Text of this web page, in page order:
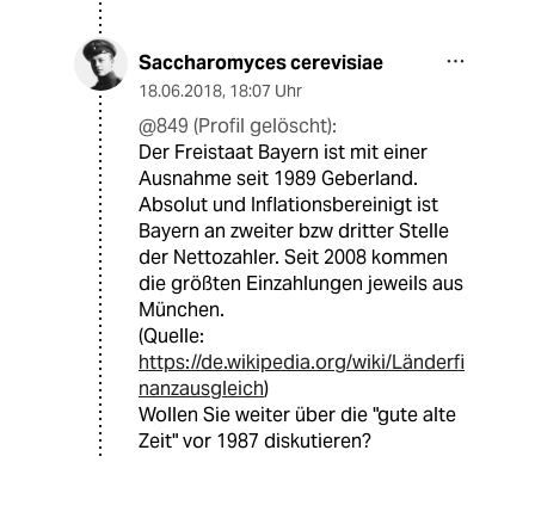
Saccharomyces cerevisiae
18.06.2018, 18:07 Uhr
@849 (Profil gelöscht):
Der Freistaat Bayern ist mit einer
Ausnahme seit 1989 Geberland.
Absolut und Inflationsbereinigt ist
Bayern an zweiter bzw dritter Stelle
der Nettozahler. Seit 2008 kommen
die größten Einzahlungen jeweils aus
München.
(Quelle:
https://de.wikipedia.org/wiki/Länderfi
nanzausgleich)
Wollen Sie weiter über die "gute alte
Zeit" vor 1987 diskutieren?